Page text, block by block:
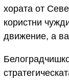
хората от
користни
движение, а